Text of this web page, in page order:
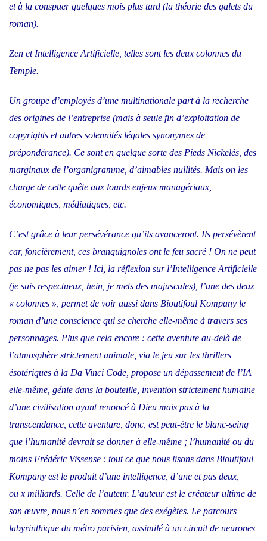
et à la conspuer quelques mois plus tard (la théorie des galets du
roman).
Zen et Intelligence Artificielle, telles sont les deux colonnes du
Temple.
Un groupe d’employés d’une multinationale part à la recherche
des origines de l’entreprise (mais à seule fin d’exploitation de
copyrights et autres solennités légales synonymes de
prépondérance). Ce sont en quelque sorte des Pieds Nickelés, des
marginaux de l’organigramme, d’aimables nullités. Mais on les
charge de cette quête aux lourds enjeux managériaux,
économiques, médiatiques, etc.
C’est grâce à leur persévérance qu’ils avanceront. Ils persévèrent
car, foncièrement, ces branquignoles ont le feu sacré ! On ne peut
pas ne pas les aimer ! Ici, la réflexion sur l’Intelligence Artificielle
(je suis respectueux, hein, je mets des majuscules), l’une des deux
« colonnes », permet de voir aussi dans Bioutifoul Kompany le
roman d’une conscience qui se cherche elle-même à travers ses
personnages. Plus que cela encore : cette aventure au-delà de
l’atmosphère strictement animale, via le jeu sur les thrillers
ésotériques à la Da Vinci Code, propose un dépassement de l’IA
elle-même, génie dans la bouteille, invention strictement humaine
d’une civilisation ayant renoncé à Dieu mais pas à la
transcendance, cette aventure, donc, est peut-être le blanc-seing
que l’humanité devrait se donner à elle-même ; l’humanité ou du
moins Frédéric Vissense : tout ce que nous lisons dans Bioutifoul
Kompany est le produit d’une intelligence, d’une et pas deux,
ou x milliards. Celle de l’auteur. L’auteur est le créateur ultime de
son œuvre, nous n’en sommes que des exégètes. Le parcours
labyrinthique du métro parisien, assimilé à un circuit de neurones